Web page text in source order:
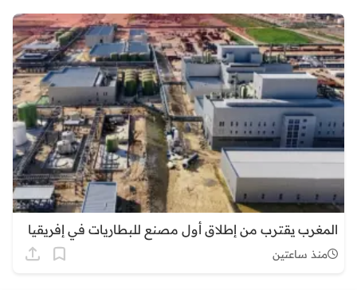
المغرب يقترب من إطلاق أول مصنع للبطاريات في إفريقيا
منذ ساعتين